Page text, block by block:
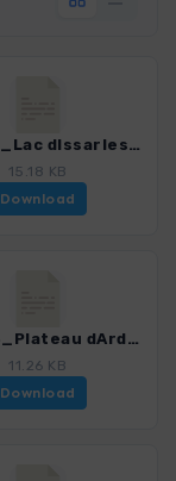
Cev_02_Lac dIssarles_4323_4.gpx
15.18 KB
Download
Cev_04_Plateau dArdeche_4323_4.gpx
11.26 KB
Download